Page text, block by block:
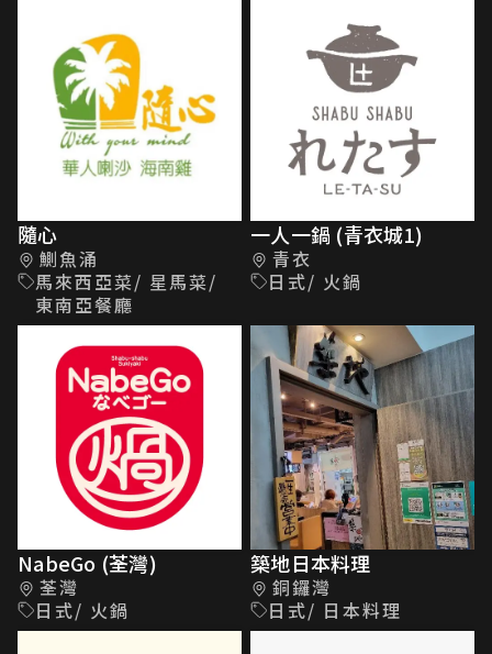
隨心
鰂魚涌
馬來西亞菜/ 星馬菜/
東南亞餐廳
一人一鍋 (青衣城1)
青衣
日式/ 火鍋
NabeGo (荃灣)
荃灣
日式/ 火鍋
築地日本料理
銅鑼灣
日式/ 日本料理